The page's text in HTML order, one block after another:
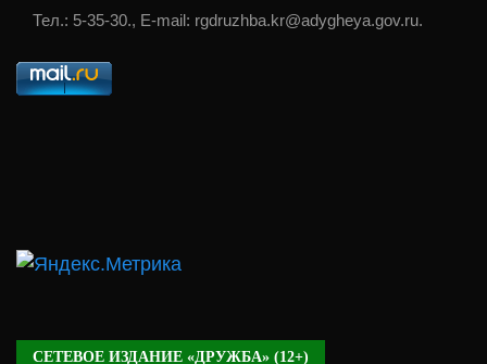
Тел.: 5-35-30., E-mail: rgdruzhba.kr@adygheya.gov.ru.
СЕТЕВОЕ ИЗДАНИЕ «ДРУЖБА» (12+)